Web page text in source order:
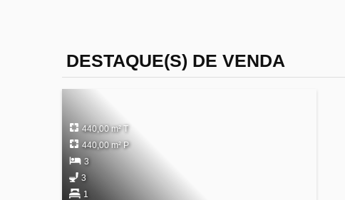
DESTAQUE(S) DE VENDA
440,00 m² T
440,00 m² P
3
3
1